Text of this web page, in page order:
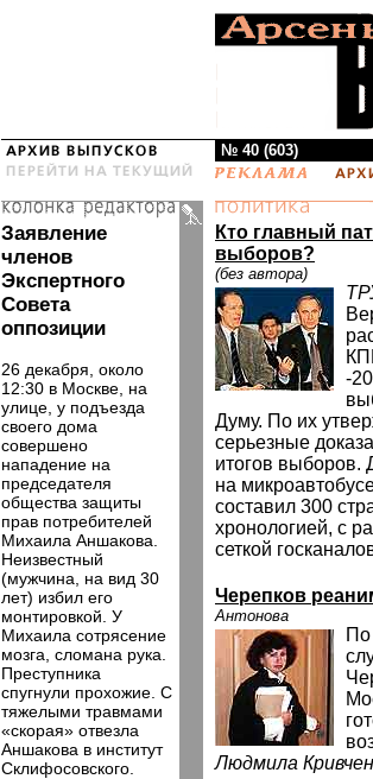
№ 40 (603)
Заявление
членов
Экспертного
Совета
оппозиции
26 декабря, около
12:30 в Москве, на
улице, у подъезда
своего дома
совершено
нападение на
председателя
общества защиты
прав потребителей
Михаила Аншакова.
Неизвестный
(мужчина, на вид 30
лет) избил его
монтировкой. У
Михаила сотрясение
мозга, сломана рука.
Преступника
спугнули прохожие. С
тяжелыми травмами
«скорая» отвезла
Аншакова в институт
Склифосовского.
Кто главный
выборов?
(без автора)
-
Думу. По их
серьезные
итогов выборов.
на
составил 300
хронологией, с
сеткой
Черепков
Антонова
По
Людмила